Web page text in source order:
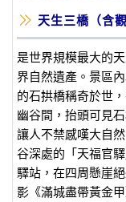
天生三橋（含
是世界規模最大的
界自然遺產。景區
的石拱橋稱奇於世
幽谷間，抬頭可見
讓人不禁感嘆大自
谷深處的「天福官
驛站，在四周懸崖
影《滿城盡帶黃金